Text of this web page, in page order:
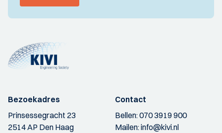
Bezoekadres
Prinsessegracht 23
2514 AP Den Haag
Contact
Bellen:070 3919 900
Mailen:info@kivi.nl